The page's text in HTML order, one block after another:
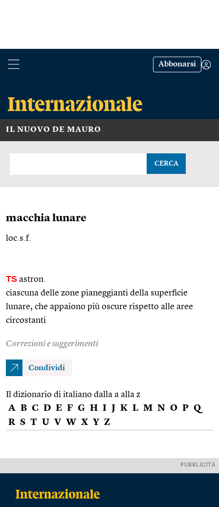
Abbonarsi
IL NUOVO DE MAURO
CERCA
macchia lunare
loc.s.f.
TS astron.
ciascuna delle zone pianeggianti della superficie
lunare, che appaiono più oscure rispetto alle aree
circostanti
Correzioni e suggerimenti
Condividi
Il dizionario di italiano dalla a alla z
A B C D E F G H I J K L M N O P Q
R S T U V W X Y Z
PUBBLICITÀ